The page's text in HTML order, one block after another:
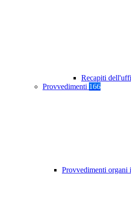
Recapiti
Provvedimenti 166
Provvedimenti